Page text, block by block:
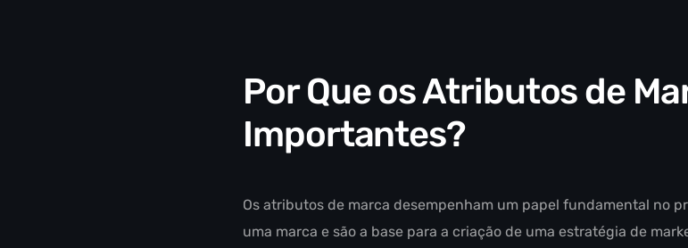
Por Que os Atributos de
Importantes?
Os atributos de marca desempenham um papel fundamental no
uma marca e são a base para a criação de uma estratégia de